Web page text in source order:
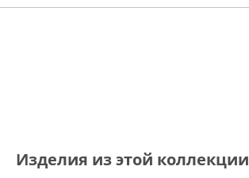
Изделия из этой коллекции